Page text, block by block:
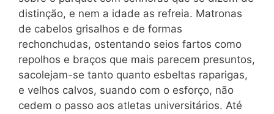
distinção, e nem a idade as refreia. Matronas
de cabelos grisalhos e de formas
rechonchudas, ostentando seios fartos como
repolhos e braços que mais parecem presuntos,
sacolejam-se tanto quanto esbeltas raparigas,
e velhos calvos, suando com o esforço, não
cedem o passo aos atletas universitários. Até